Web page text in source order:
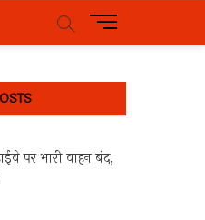
M
e
u
u
t
पर भारी वाहन बंद,